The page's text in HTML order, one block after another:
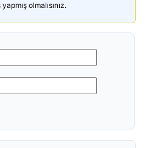
olmalısınız.